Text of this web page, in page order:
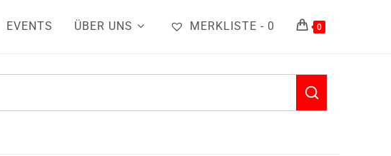
EVENTS ÜBER UNS MERKLISTE - 0 0